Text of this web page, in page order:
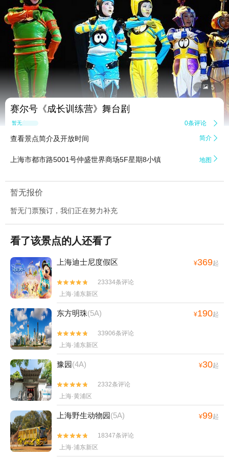
 5
赛尔号《成长训练营》舞台剧
暂无点评 0条评论 
查看景点简介及开放时间 简介 
上海市都市路5001号仲盛世界商场5F星期8小镇 地图 
暂无报价
暂无门票预订，我们正在努力补充
看了该景点的人还看了
上海迪士尼度假区 ¥369起


23334条评论
上海·浦东新区
东方明珠(5A) ¥190起


33906条评论
上海·浦东新区
豫园(4A) ¥30起


2332条评论
上海·黄浦区
上海野生动物园(5A) ¥99起


18347条评论
上海·浦东新区
